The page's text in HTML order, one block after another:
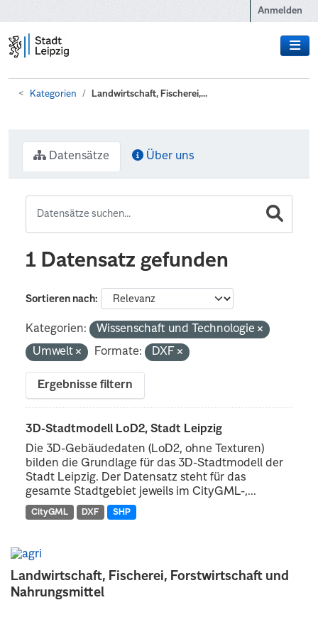
Anmelden
Kategorien Landwirtschaft, Fischerei,...
Landwirtschaft, Fischerei, Forstwirtschaft und
Nahrungsmittel
Datensätze Über uns
1 Datensatz gefunden
Sortieren nach
Kategorien:
Wissenschaft und Technologie
Umwelt
Formate: DXF
Ergebnisse filtern
3D-Stadtmodell LoD2, Stadt Leipzig
Die 3D-Gebäudedaten (LoD2, ohne Texturen)
bilden die Grundlage für das 3D-Stadtmodell der
Stadt Leipzig. Der Datensatz steht für das
gesamte Stadtgebiet jeweils im CityGML-,...
CityGML DXF SHP